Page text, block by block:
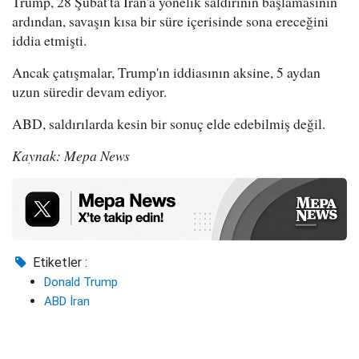
ardından, savaşın kısa bir süre içerisinde sona ereceğini
iddia etmişti.
Ancak çatışmalar, Trump'ın iddiasının aksine, 5 aydan
uzun süredir devam ediyor.
ABD, saldırılarda kesin bir sonuç elde edebilmiş değil.
Kaynak: Mepa News
Etiketler :
Donald Trump
ABD İran